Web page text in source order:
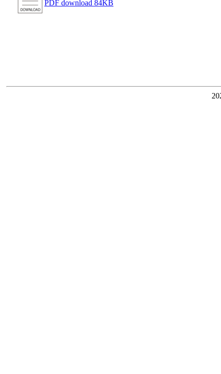
PDF download 84KB